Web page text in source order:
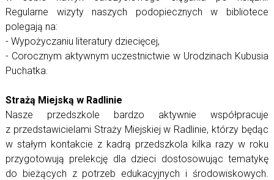
Regularne wizyty naszych podopiecznych w bibliotece
polegają na:
- Wypożyczaniu literatury dziecięcej,
- Corocznym aktywnym uczestnictwie w Urodzinach Kubusia
Puchatka.
Strażą Miejską w Radlinie
Nasze przedszkole bardzo aktywnie współpracuje
z przedstawicielami Straży Miejskiej w Radlinie, którzy będąc
w stałym kontakcie z kadrą przedszkola kilka razy w roku
przygotowują prelekcję dla dzieci dostosowując tematykę
do bieżących z potrzeb edukacyjnych i środowiskowych.